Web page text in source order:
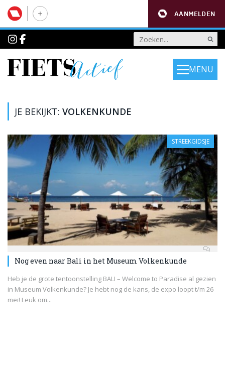
AANMELDEN
MENU
JE BEKIJKT: VOLKENKUNDE
STREEKGIDSJE
Nog even naar Bali in het Museum Volkenkunde
Heb je de grote tentoonstelling BALI – Welcome to Paradise al gezien
in Museum Volkenkunde? Je hebt nog de kans, de expo loopt t/m 26
mei! Leuk om...